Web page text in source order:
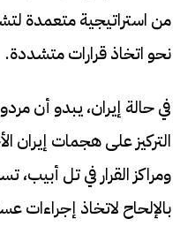
من استراتيجية متعمدة
نحو اتخاذ قرارات متشددة.
في حالة إيران، يبدو أن
التركيز على هجمات إيران
ومراكز القرار في تل
بالإلحاح لاتخاذ إجراءات